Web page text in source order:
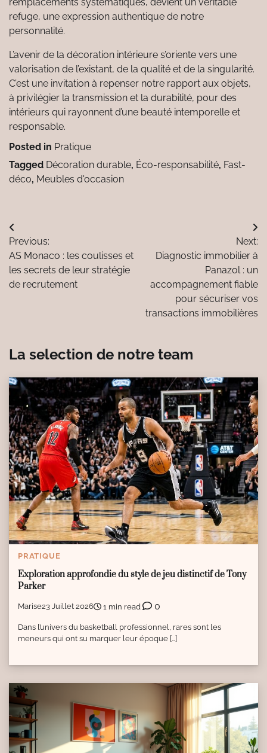
refuge, une expression authentique de notre
personnalité.
L’avenir de la décoration intérieure s’oriente vers une
valorisation de l’existant, de la qualité et de la singularité.
C’est une invitation à repenser notre rapport aux objets,
à privilégier la transmission et la durabilité, pour des
intérieurs qui rayonnent d’une beauté intemporelle et
responsable.
Posted in Pratique
Tagged Décoration durable, Éco-responsabilité, Fast-
déco, Meubles d'occasion
Navigation
de
l’article
Previous:
AS Monaco : les coulisses et
les secrets de leur stratégie
de recrutement
Next:
Diagnostic immobilier à
Panazol : un
accompagnement fiable
pour sécuriser vos
transactions immobilières
La selection de notre team
PRATIQUE
Exploration approfondie du style de jeu distinctif de Tony
Parker
Marise23 Juillet 2026 1 min read 0
Dans l’univers du basketball professionnel, rares sont les
meneurs qui ont su marquer leur époque […]